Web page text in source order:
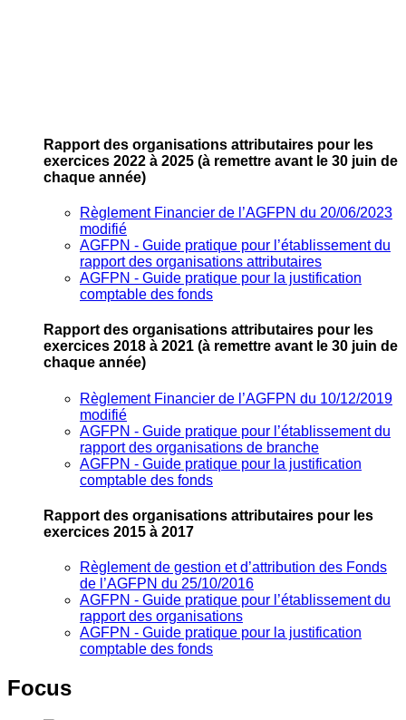
Rapport des organisations attributaires pour les
exercices 2022 à 2025 (à remettre avant le 30 juin de
chaque année)
Règlement Financier de l’AGFPN du 20/06/2023
modifié
AGFPN ‐ Guide pratique pour l’établissement du
rapport des organisations attributaires
AGFPN ‐ Guide pratique pour la justification
comptable des fonds
Rapport des organisations attributaires pour les
exercices 2018 à 2021 (à remettre avant le 30 juin de
chaque année)
Règlement Financier de l’AGFPN du 10/12/2019
modifié
AGFPN ‐ Guide pratique pour l’établissement du
rapport des organisations de branche
AGFPN ‐ Guide pratique pour la justification
comptable des fonds
Rapport des organisations attributaires pour les
exercices 2015 à 2017
Règlement de gestion et d’attribution des Fonds
de l’AGFPN du 25/10/2016
AGFPN ‐ Guide pratique pour l’établissement du
rapport des organisations
AGFPN ‐ Guide pratique pour la justification
comptable des fonds
Focus